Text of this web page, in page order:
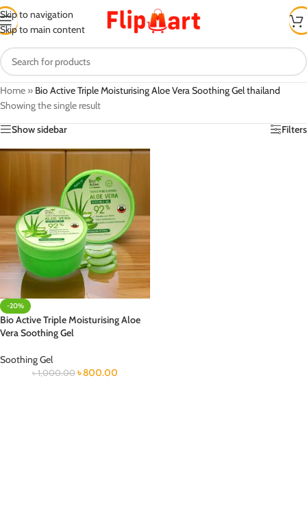
Skip to navigation
Skip to main content
Home » Bio Active Triple Moisturising Aloe Vera Soothing Gel thailand
Showing the single result
Show sidebar
Filters
-20%
Bio Active Triple Moisturising Aloe
Vera Soothing Gel
Soothing Gel
৳1,000.00 ৳800.00